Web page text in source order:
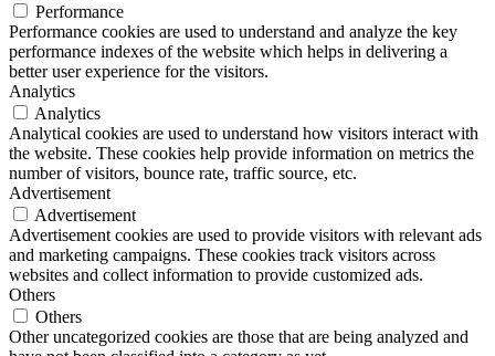
Performance
Performance cookies are used to understand and analyze the key
performance indexes of the website which helps in delivering a
better user experience for the visitors.
Analytics
Analytics
Analytical cookies are used to understand how visitors interact with
the website. These cookies help provide information on metrics the
number of visitors, bounce rate, traffic source, etc.
Advertisement
Advertisement
Advertisement cookies are used to provide visitors with relevant ads
and marketing campaigns. These cookies track visitors across
websites and collect information to provide customized ads.
Others
Others
Other uncategorized cookies are those that are being analyzed and